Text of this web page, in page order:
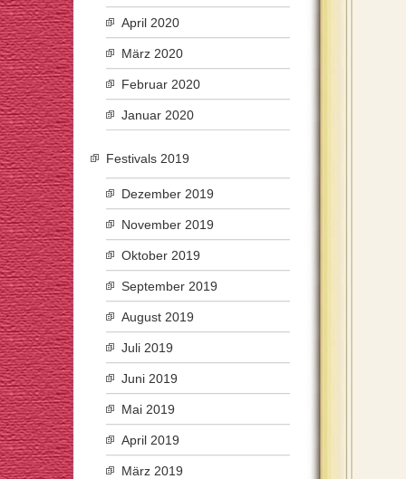
April 2020
März 2020
Februar 2020
Januar 2020
Festivals 2019
Dezember 2019
November 2019
Oktober 2019
September 2019
August 2019
Juli 2019
Juni 2019
Mai 2019
April 2019
März 2019